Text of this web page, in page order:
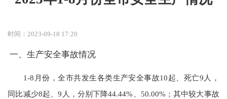
时间：2023-09-18 17:20
一、生产安全事故情况
1-8月份，全市共发生各类生产安全事故10起、死亡9人，
同比减少8起、9人，分别下降44.44%、50.00%；其中较大事故